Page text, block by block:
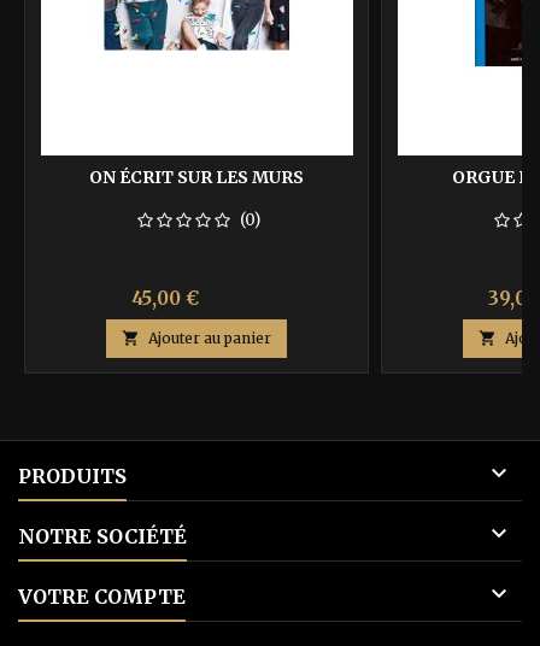
ON ÉCRIT SUR LES MURS
(0)
Prix
45,00 €
base
 Ajouter au panier
ORGUE
Prix

PRODUITS 
NOTRE SOCIÉTÉ 
VOTRE COMPTE 